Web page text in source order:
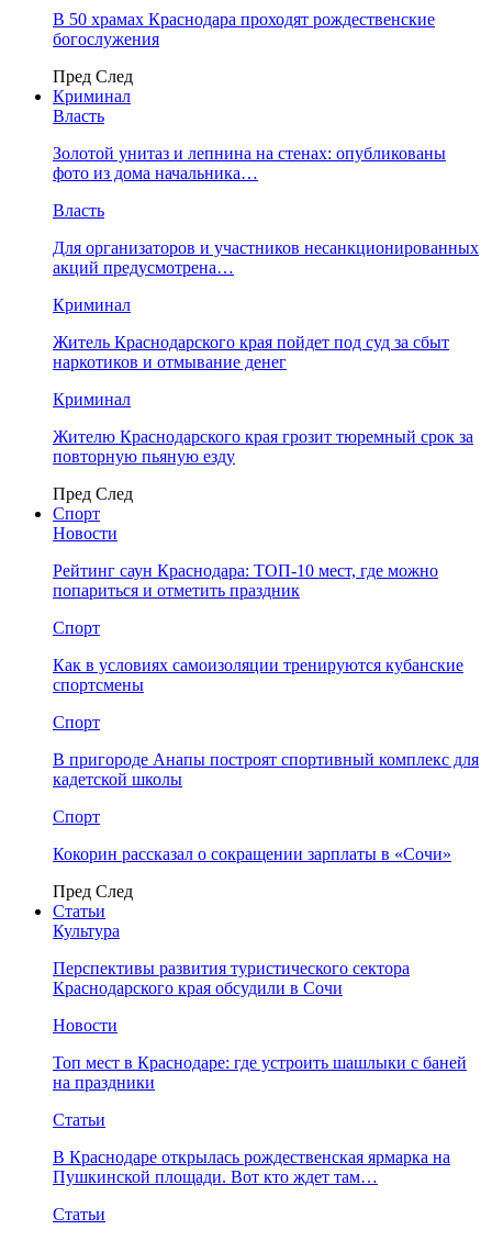
В 50 храмах Краснодара проходят рождественские
богослужения
Пред След
Криминал
Власть
​Золотой унитаз и лепнина на стенах: опубликованы
фото из дома начальника…
Власть
Для организаторов и участников несанкционированных
акций предусмотрена…
Криминал
Житель Краснодарского края пойдет под суд за сбыт
наркотиков и отмывание денег
Криминал
Жителю Краснодарского края грозит тюремный срок за
повторную пьяную езду
Пред След
Спорт
Новости
Рейтинг саун Краснодара: ТОП-10 мест, где можно
попариться и отметить праздник
Спорт
Как в условиях самоизоляции тренируются кубанские
спортсмены
Спорт
В пригороде Анапы построят спортивный комплекс для
кадетской школы
Спорт
Кокорин рассказал о сокращении зарплаты в «Сочи»
Пред След
Статьи
Культура
Перспективы развития туристического сектора
Краснодарского края обсудили в Сочи
Новости
Топ мест в Краснодаре: где устроить шашлыки с баней
на праздники
Статьи
В Краснодаре открылась рождественская ярмарка на
Пушкинской площади. Вот кто ждет там…
Статьи